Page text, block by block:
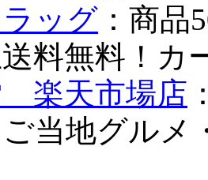
ッグ ：商
料無料！カ
楽天市場店
当地グルメ